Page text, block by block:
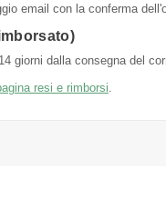
email con la conferma
giorni dalla consegna del
resi e rimborsi